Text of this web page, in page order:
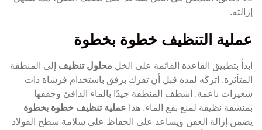
إزالته.
عملية التنظيف خطوة بخطوة
ابدأ بتطبيق القاعدة القائمة على الخل محلول تنظيفإلى المنطقة
المتأثرة. اتركه لمدة قبل أن تفرك برفق باستخدام فرشاة ذات
شعيرات ناعمة. اشطف المنطقة جيدًا بالماء الدافئ وجففها
بمنشفة نظيفة لمنع بقع الماء. هذا عملية تنظيف خطوة بخطوة
يضمن إزالة العفن ويساعد على الحفاظ على سلامة سطح الفولاذ